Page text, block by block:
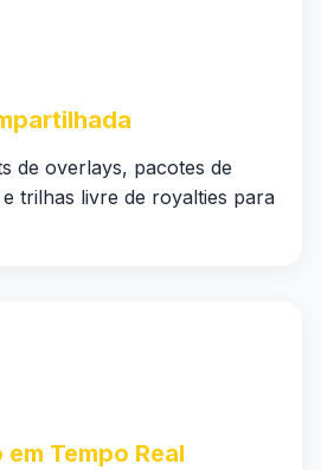
de overlays, pacotes de
trilhas livre de royalties para
Tempo Real